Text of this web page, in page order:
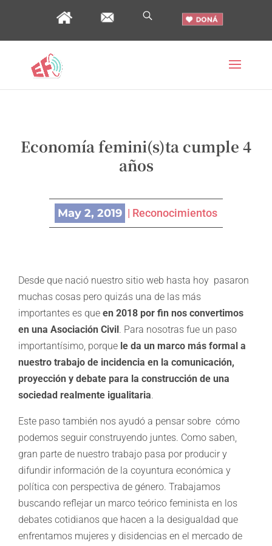
Economía femini(s)ta cumple 4
años
May 2, 2019 | Reconocimientos
Desde que nació nuestro sitio web hasta hoy pasaron
muchas cosas pero quizás una de las más
importantes es que en 2018 por fin nos convertimos
en una Asociación Civil. Para nosotras fue un paso
importantísimo, porque le da un marco más formal a
nuestro trabajo de incidencia en la comunicación,
proyección y debate para la construcción de una
sociedad realmente igualitaria.
Este paso también nos ayudó a pensar sobre cómo
podemos seguir construyendo juntes. Como saben,
gran parte de nuestro trabajo pasa por producir y
difundir información de la coyuntura económica y
política con perspectiva de género. Trabajamos
buscando reflejar un marco teórico feminista en los
debates cotidianos que hacen a la desigualdad que
enfrentamos mujeres y disidencias en el mercado de